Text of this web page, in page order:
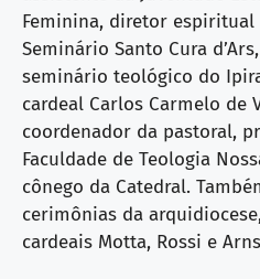
Feminina, diretor espiritual
Seminário Santo Cura
seminário teológico do
cardeal Carlos Carmelo de
coordenador da pastoral,
Faculdade de Teologia
cônego da Catedral.
cerimônias da
cardeais Motta, Rossi e